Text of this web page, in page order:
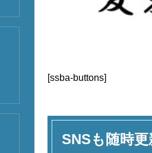
[ssba-buttons]
SNSも随時